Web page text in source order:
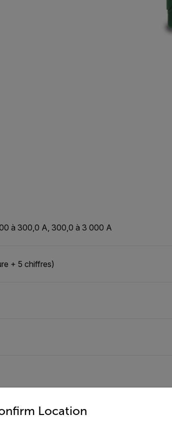
à 300,0 A, 300,0 à 3 000 A
+ 5 chiffres)
Location
the options below to access the